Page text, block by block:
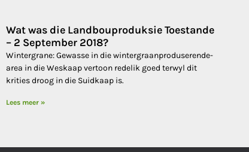
Wat was die Landbouproduksie Toestande
– 2 September 2018?
Wintergrane: Gewasse in die wintergraanproduserende-
area in die Weskaap vertoon redelik goed terwyl dit
krities droog in die Suidkaap is.
Lees meer »